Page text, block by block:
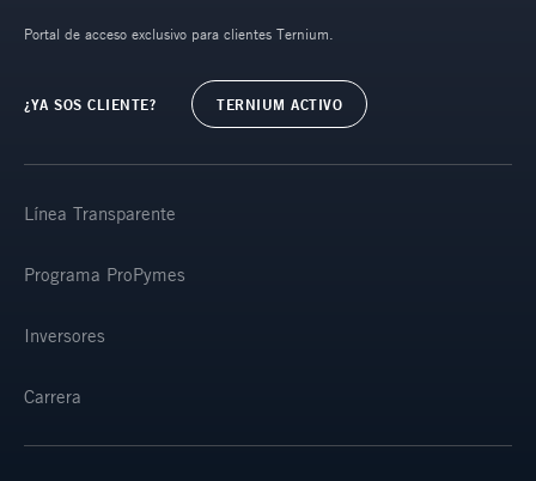
Portal de acceso exclusivo para clientes Ternium.
¿YA SOS CLIENTE? TERNIUM ACTIVO
Línea Transparente
Programa ProPymes
Inversores
Carrera